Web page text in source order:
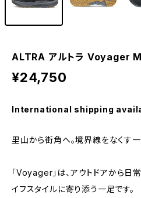
ALTRA アルトラ Voyager
¥24,750
International shipping
里山から街角へ。境界線をなくす
「Voyager」は、アウトドアから日
イフスタイルに寄り添う一足です。